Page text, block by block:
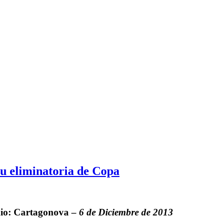
eliminatoria de Copa
Cartagonova – 6 de Diciembre de 2013